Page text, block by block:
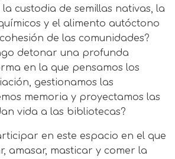
custodia de semillas nativas, la
y el alimento autóctono
de las comunidades?
detonar una profunda
en la que pensamos los
gestionamos las
memoria y proyectamos las
vida a las bibliotecas?
en este espacio en el que
amasar, masticar y comer la